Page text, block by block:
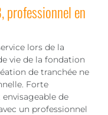
professionnel en
lors de la
vie de la fondation
de tranchée ne
Forte
de
un professionnel